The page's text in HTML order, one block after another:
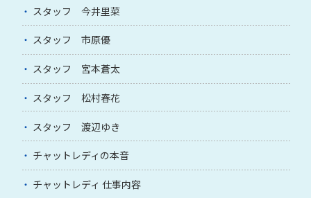
スタッフ 今井里菜
スタッフ 市原優
スタッフ 宮本蒼太
スタッフ 松村春花
スタッフ 渡辺ゆき
チャットレディの本音
チャットレディ 仕事内容